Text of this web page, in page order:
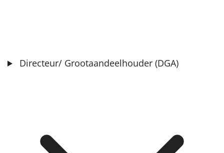
Directeur/ Grootaandeelhouder (DGA)